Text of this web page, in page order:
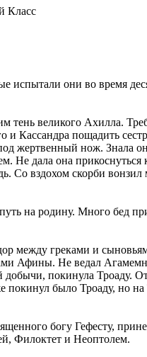
Класс
испытали они во время
тень великого Ахилла.
Кассандра пощадить
жертвенный нож. Знала
дала она
Со вздохом скорби
на родину. Много бед
между греками и
Афины. Не ведал
добычи, покинула
было Троаду, но
богу Гефесту,
Филоктет и Неоптолем.